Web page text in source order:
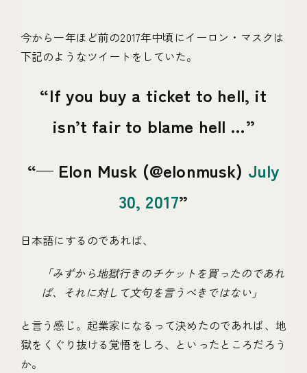
今から一年ほど前の2017年中頃にイーロン・マスクは
下記のようなツイートをしていた。
If you buy a ticket to hell, it
isn’t fair to blame hell …
— Elon Musk (@elonmusk) July
30, 2017
日本語にするのであれば、
「みずから地獄行きのチケットを買ったのであれ
ば、それに対して文句を言うべきではない」
と言う感じ。起業家になるって決めたのであれば、地
獄をくぐり抜ける覚悟をしろ、といったところだろう
か。